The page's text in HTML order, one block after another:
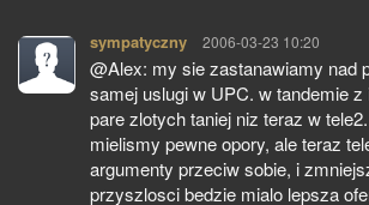
sympatyczny pisze:
2006-03-23 10:20
@Alex: my sie zastanawiamy nad
samej uslugi w UPC. w tandemie
pare zlotych taniej niz teraz w
mielismy pewne opory, ale teraz
argumenty przeciw sobie, i
przyszlosci bedzie mialo lepsza